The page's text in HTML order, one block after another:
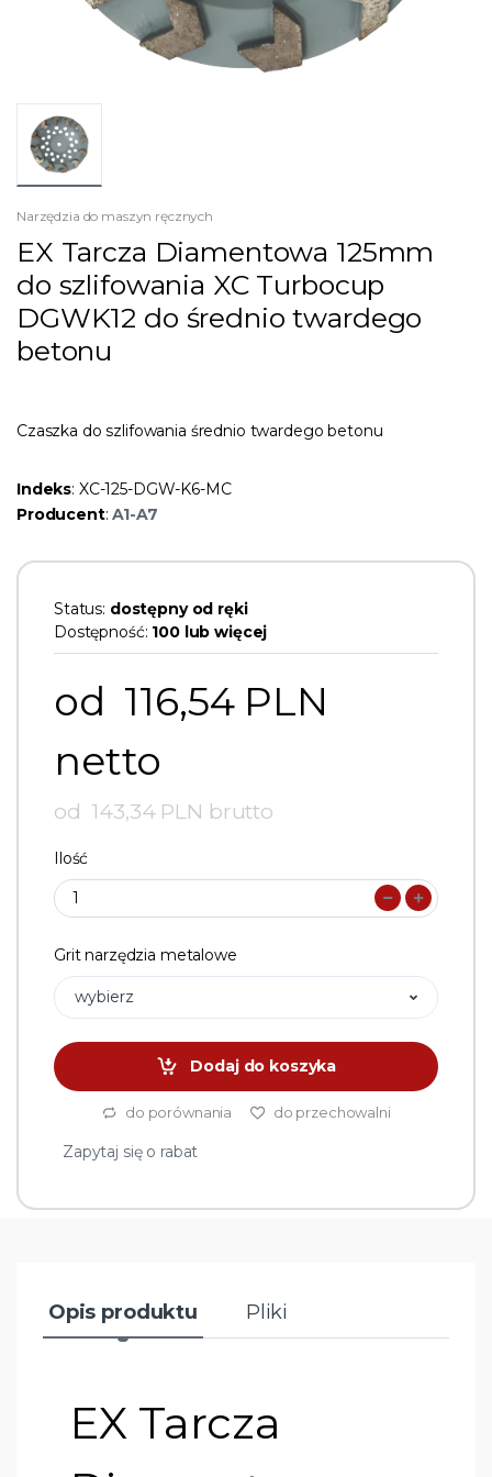
Narzędzia do maszyn ręcznych
EX Tarcza Diamentowa 125mm
do szlifowania XC Turbocup
DGWK12 do średnio twardego
betonu
Czaszka do szlifowania średnio twardego betonu
Indeks: XC-125-DGW-K6-MC
Producent:A1-A7
Status: dostępny od ręki
Dostępność: 100 lub więcej
od 116,54 PLN
netto
od 143,34 PLN brutto
Ilość
Grit narzędzia metalowe
wybierz
Dodaj do koszyka
do porównania do przechowalni
Zapytaj się o rabat
Opis produktu Pliki
EX Tarcza